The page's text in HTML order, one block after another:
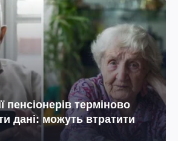
пенсіонерів терміново
дані: можуть втратити